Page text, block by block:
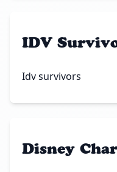
IDV
Idv survivors
Disney